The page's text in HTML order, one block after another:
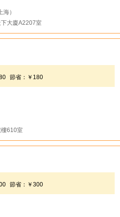
）
大廈A2207室
節省： ￥180
610室
節省： ￥300